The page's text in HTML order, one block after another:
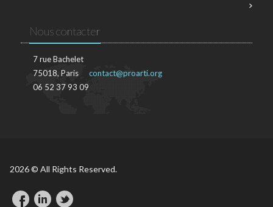
Nous contacter
7 rue Bachelet
75018, Paris
06 52 37 93 09
contact@proarti.org
2026 © All Rights Reserved.